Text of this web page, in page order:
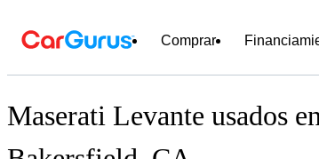
Comprar
Maserati Levante usados